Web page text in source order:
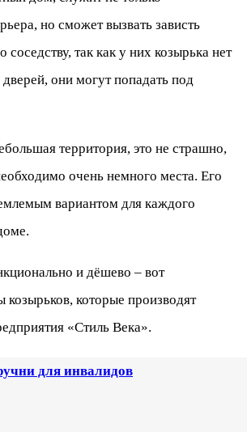
но сможет вызвать зависть
так как у них козырька нет
они могут попадать под
территория, это не страшно,
очень немного места. Его
вариантом для каждого
и дёшево – вот
козырьков, которые производят
«Стиль Века».
для инвалидов